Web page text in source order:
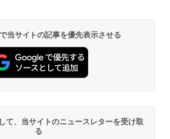
当サイトの記事を優先表示させる
て、当サイトのニュースレターを受け取
る